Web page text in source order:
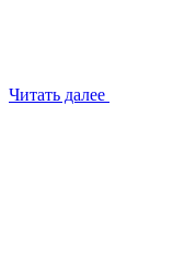
Читать далее